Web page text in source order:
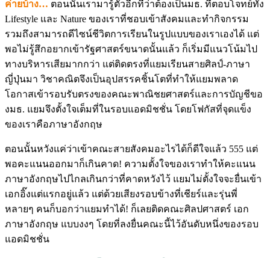
ค่ายบ้าง… ตอนนั้นเรามารู้ตัวอีกทีว่าต้องเป็นมธ. ที่ตอบโจทย์ทั้ง
Lifestyle และ Nature ของเราที่ชอบเข้าสังคมและทำกิจกรรม
รวมถึงสามารถดีไซน์ชีวิตการเรียนในรูปแบบของเราเองได้ แต่
พอไม่รู้สึกอยากเข้ารัฐศาสตร์ขนาดนั้นแล้ว ก็เริ่มมีแนวโน้มไป
ทางบริหารเสียมากกว่า แต่ติดตรงที่แยมเรียนสายศิลป์-ภาษา
ญี่ปุ่นมา วิชาคณิตจึงเป็นอุปสรรคชิ้นโตที่ทำให้แยมพลาด
โอกาสเข้ารอบรับตรงของคณะพาณิชยศาสตร์และการบัญชีขอ
งมธ. แยมจึงตั้งใจเต็มที่ในรอบแอดมิชชั่น โดยโฟกัสที่จุดแข็ง
ของเราคือภาษาอังกฤษ
ตอนนั้นหวังแค่ว่าเข้าคณะสายสังคมอะไรได้ก็ดีใจแล้ว 555 แต่
พอคะแนนออกมาก็เกินคาด! ความตั้งใจของเราทำให้คะแนน
ภาษาอังกฤษไปไกลเกินกว่าที่คาดหวังไว้ แยมไม่ตั้งใจจะยื่นเข้า
เอกอิ๊งแต่แรกอยู่แล้ว แต่ด้วยเสียงรอบข้างที่เชียร์และรุ่นพี่
หลายๆ คนก็บอกว่าแยมทำได้! ก็เลยติดคณะศิลปศาสตร์ เอก
ภาษาอังกฤษ แบบงงๆ โดยที่ลงยื่นคณะนี้ไว้อันดับหนึ่งของรอบ
แอดมิชชั่น